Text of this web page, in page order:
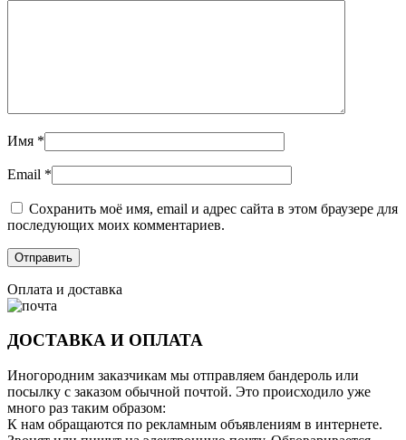
Имя *
Email *
Сохранить моё имя, email и адрес сайта в этом браузере для
последующих моих комментариев.
Оплата и доставка
ДОСТАВКА И ОПЛАТА
Иногородним заказчикам мы отправляем бандероль или
посылку с заказом обычной почтой. Это происходило уже
много раз таким образом:
К нам обращаются по рекламным объявлениям в интернете.